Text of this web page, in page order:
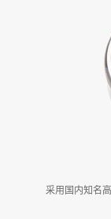
采用国内知名